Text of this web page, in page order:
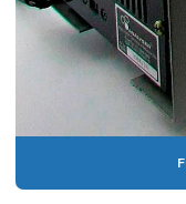
Phmetro de bancada
Resfriador de amostra
Resfriador de amostra
Sistema de